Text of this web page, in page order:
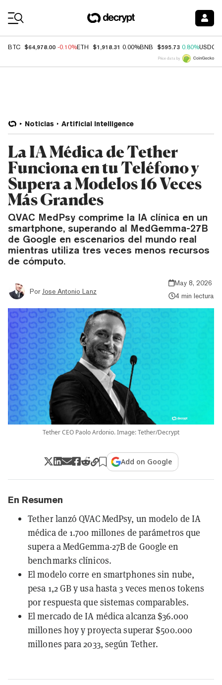
BTC $64,978.00 -0.10%ETH $1,918.31 0.00%BNB $595.73 0.80%USDC
Price data by
Noticias Artificial Intelligence
La IA Médica de Tether
Funciona en tu Teléfono y
Supera a Modelos 16 Veces
Más Grandes
QVAC MedPsy comprime la IA clínica en un
smartphone, superando al MedGemma-27B
de Google en escenarios del mundo real
mientras utiliza tres veces menos recursos
de cómputo.
Por Jose Antonio Lanz
May 8, 2026
4 min lectura
Tether CEO Paolo Ardonio. Image: Tether/Decrypt
Add on Google
En Resumen
Tether lanzó QVAC MedPsy, un modelo de IA
médica de 1.700 millones de parámetros que
supera a MedGemma-27B de Google en
benchmarks clínicos.
El modelo corre en smartphones sin nube,
pesa 1,2 GB y usa hasta 3 veces menos tokens
por respuesta que sistemas comparables.
El mercado de IA médica alcanza $36.000
millones hoy y proyecta superar $500.000
millones para 2033, según Tether.